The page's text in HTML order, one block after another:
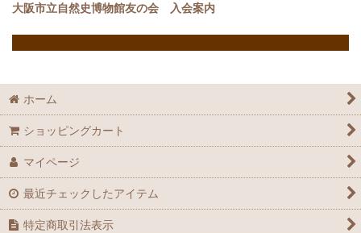
大阪市立自然史博物館友の会 入会案内
ホーム
ショッピングカート
マイページ
最近チェックしたアイテム
特定商取引法表示